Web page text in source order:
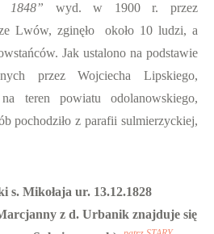
1848” wyd. w 1900 r. przez
Lwów, zginęło około 10 ludzi, a
Jak ustalono na podstawie
przez Wojciecha Lipskiego,
teren powiatu odolanowskiego,
pochodziło z parafii sulmierzyckiej,
s. Mikołaja ur. 13.12.1828
z d. Urbanik znajduje się